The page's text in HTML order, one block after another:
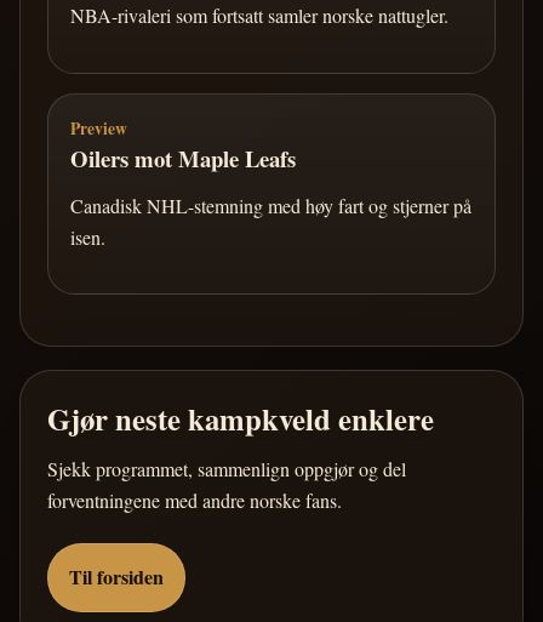
NBA-rivaleri som fortsatt samler norske nattugler.
Preview
Oilers mot Maple Leafs
Canadisk NHL-stemning med høy fart og stjerner på
isen.
Gjør neste kampkveld enklere
Sjekk programmet, sammenlign oppgjør og del
forventningene med andre norske fans.
Til forsiden